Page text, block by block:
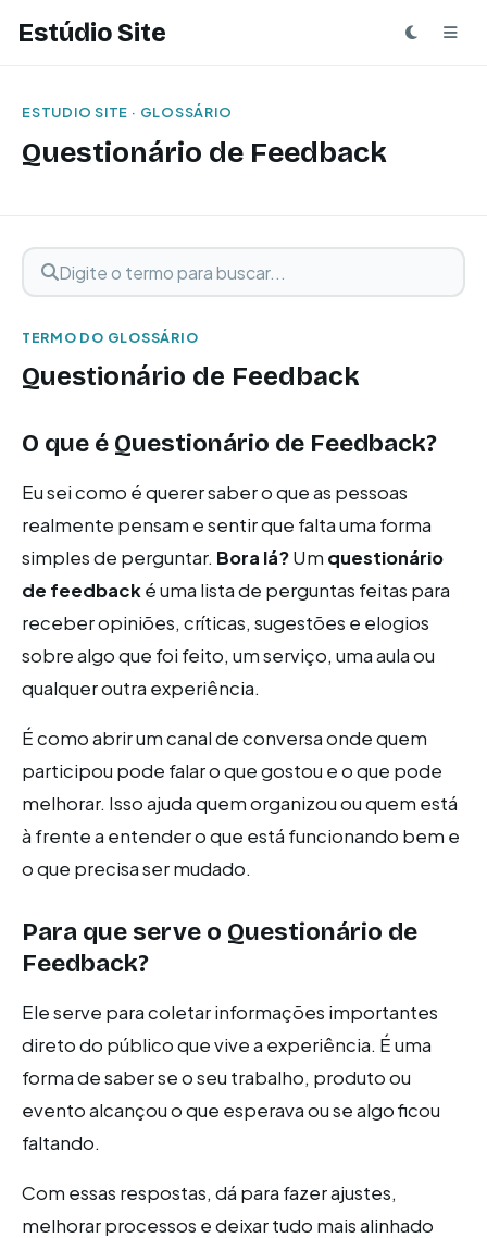
Estúdio Site
ESTUDIO SITE · GLOSSÁRIO
Questionário de Feedback
Buscar termo
Digite o termo para buscar
TERMO DO GLOSSÁRIO
Questionário de Feedback
O que é Questionário de Feedback?
Eu sei como é querer saber o que as pessoas
realmente pensam e sentir que falta uma forma
simples de perguntar. Bora lá?Um questionário
de feedbacké uma lista de perguntas feitas para
receber opiniões, críticas, sugestões e elogios
sobre algo que foi feito, um serviço, uma aula ou
qualquer outra experiência.
É como abrir um canal de conversa onde quem
participou pode falar o que gostou e o que pode
melhorar. Isso ajuda quem organizou ou quem está
à frente a entender o que está funcionando bem e
o que precisa ser mudado.
Para que serve o Questionário de
Feedback?
Ele serve para coletar informações importantes
direto do público que vive a experiência. É uma
forma de saber se o seu trabalho, produto ou
evento alcançou o que esperava ou se algo ficou
faltando.
Com essas respostas, dá para fazer ajustes,
melhorar processos e deixar tudo mais alinhado